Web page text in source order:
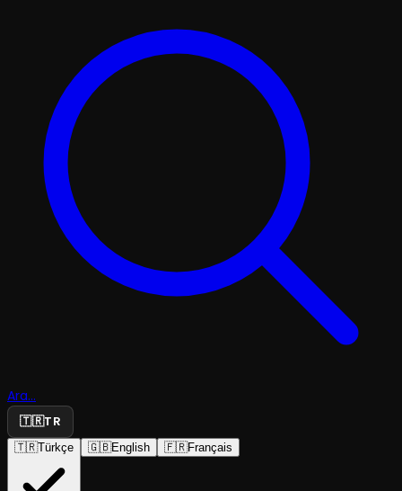
Ara...
🇹🇷TR
🇹🇷Türkçe 🇬🇧English 🇫🇷Français